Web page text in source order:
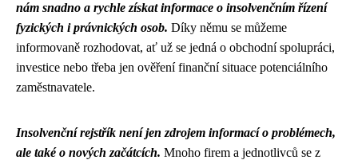
nám snadno a rychle získat informace o insolvenčním řízení
fyzických i právnických osob. Díky němu se můžeme
informovaně rozhodovat, ať už se jedná o obchodní spolupráci,
investice nebo třeba jen ověření finanční situace potenciálního
zaměstnavatele.
Insolvenční rejstřík není jen zdrojem informací o problémech,
ale také o nových začátcích. Mnoho firem a jednotlivců se z